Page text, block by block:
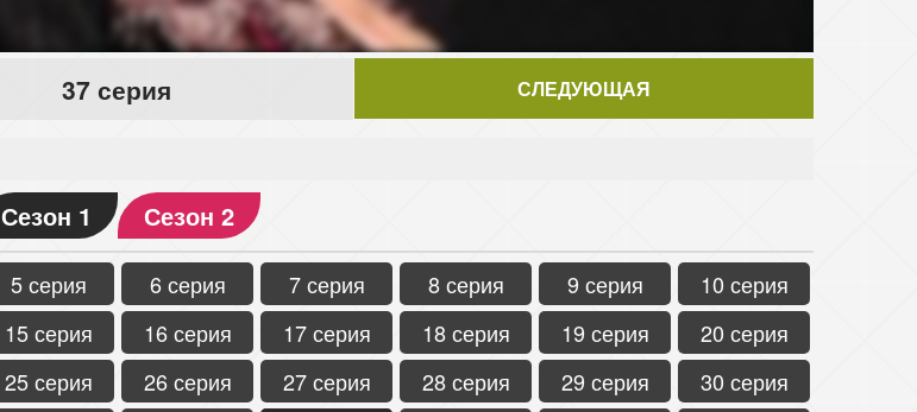
37 серия СЛЕДУЮЩАЯ
Сезон 1 Сезон 2
5 серия 6 серия 7 серия 8 серия 9 серия
10 серия
15 серия 16 серия 17 серия 18 серия 19 серия
20 серия
25 серия 26 серия 27 серия 28 серия 29 серия
30 серия